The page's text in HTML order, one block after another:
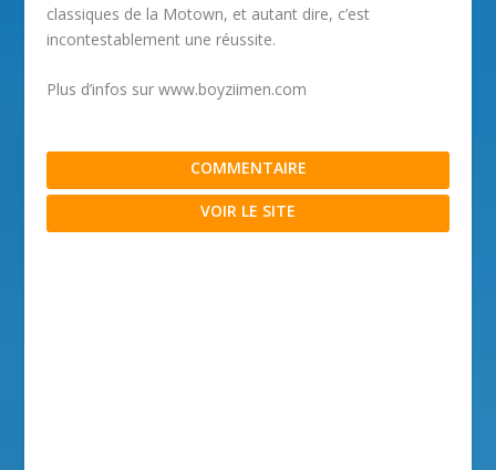
classiques de la Motown, et autant dire, c’est
incontestablement une réussite.
Plus d’infos sur www.boyziimen.com
COMMENTAIRE
VOIR LE SITE